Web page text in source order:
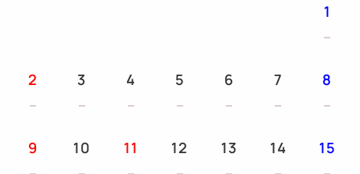
1
2 3 4 5 6 7 8
9 10 11 12 13 14 15